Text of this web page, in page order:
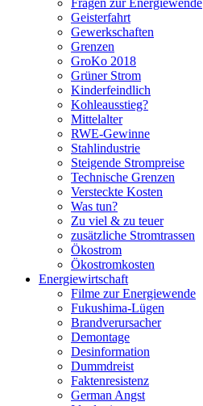
Fragen zur Energiewende
Geisterfahrt
Gewerkschaften
Grenzen
GroKo 2018
Grüner Strom
Kinderfeindlich
Kohleausstieg?
Mittelalter
RWE-Gewinne
Stahlindustrie
Steigende Strompreise
Technische Grenzen
Versteckte Kosten
Was tun?
Zu viel & zu teuer
zusätzliche Stromtrassen
Ökostrom
Ökostromkosten
Energiewirtschaft
Filme zur Energiewende
Fukushima-Lügen
Brandverursacher
Demontage
Desinformation
Dummdreist
Faktenresistenz
German Angst